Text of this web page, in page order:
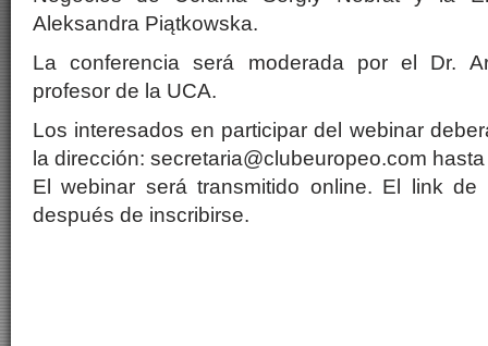
Aleksandra Piątkowska.
La conferencia será moderada por el Dr.
profesor de la UCA.
Los interesados en participar del webinar
la dirección: secretaria@clubeuropeo.com
El webinar será transmitido online. El link
después de inscribirse.